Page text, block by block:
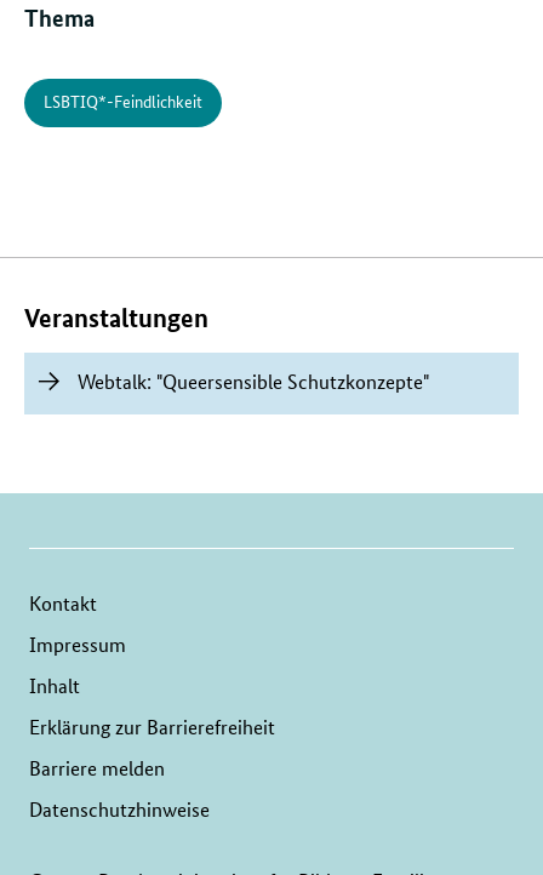
Thema
LSBTIQ*-Feindlichkeit
Veranstaltungen
Webtalk: "Queersensible Schutzkonzepte"
Kontakt
Impressum
Inhalt
Erklärung zur Barrierefreiheit
Barriere melden
Datenschutzhinweise